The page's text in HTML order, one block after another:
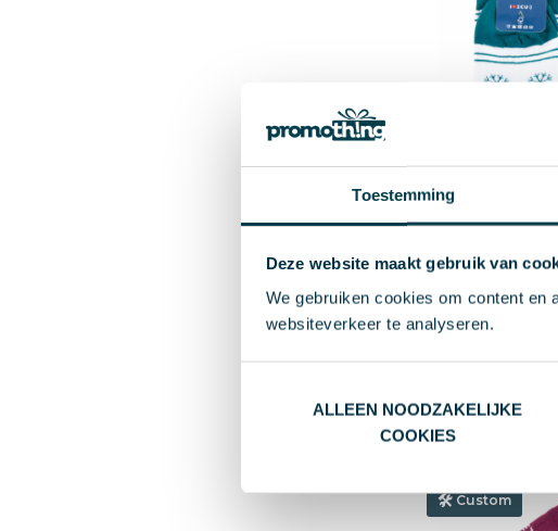
Toestemming
Deze website maakt gebruik van
We gebruiken cookies om content en
websiteverkeer te analyseren.
ALLEEN NOODZAKELIJKE
COOKIES
Casual
kopkaart
Custom